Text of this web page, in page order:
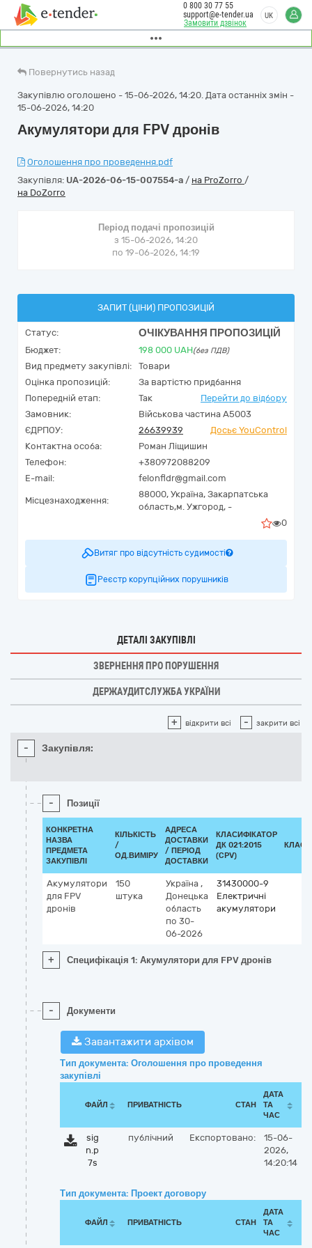
Замовити дзвінок
0 800 30 77 55
support@e-tender.ua
UK
Повернутись назад
Закупівлю оголошено - 15-06-2026, 14:20. Дата останніх змін -
15-06-2026, 14:20
Акумулятори для FPV дронів
Оголошення про проведення.pdf
Закупівля: UA-2026-06-15-007554-a / на ProZorro /
на DoZorro
Період подачі пропозицій
з 15-06-2026, 14:20
по 19-06-2026, 14:19
ЗАПИТ (ЦІНИ) ПРОПОЗИЦІЙ
Статус: ОЧІКУВАННЯ ПРОПОЗИЦІЙ
Бюджет: 198 000 UAH(без ПДВ)
Вид предмету закупівлі:
Товари
Оцінка пропозицій:
За вартістю придбання
Попередній етап:
Так
Перейти до відбору
Замовник:
Військова частина А5003
ЄДРПОУ:
26639939
Досьє YouControl
Контактна особа:
Роман Ліщишин
Телефон:
+380972088209
E-mail:
felonfldr@gmail.com
Місцезнаходження:
88000, Україна, Закарпатська
область,м. Ужгород, -
0
Витяг про відсутність судимості
Реєстр корупційних порушників
ДЕТАЛІ ЗАКУПІВЛІ
ЗВЕРНЕННЯ ПРО ПОРУШЕННЯ
ДЕРЖАУДИТСЛУЖБА УКРАЇНИ
+ відкрити всі - закрити всі
- Закупівля:
- Позиції
КОНКРЕТНА
НАЗВА
ПРЕДМЕТА
ЗАКУПІВЛІ
КІЛЬКІСТЬ
/
ОД.ВИМІРУ
АДРЕСА
ДОСТАВКИ
/ ПЕРІОД
ДОСТАВКИ
КЛАСИФІКАТОР
ДК 021:2015
(CPV)
Акумулятори
для FPV
дронів
150
штука
Україна ,
Донецька
область
по 30-
06-2026
31430000-9
Електричні
акумулятори
+ Специфікація 1: Акумулятори для FPV дронів
- Документи
Завантажити архівом
Тип документа: Оголошення про проведення
закупівлі
ФАЙЛ ПРИВАТНІСТЬ СТАН
ДАТА
ТА
ЧАС
sig
n.p
7s
публічний Експортовано:
15-06-
2026,
14:20:14
Тип документа: Проект договору
ФАЙЛ ПРИВАТНІСТЬ СТАН
ДАТА
ТА
ЧАС